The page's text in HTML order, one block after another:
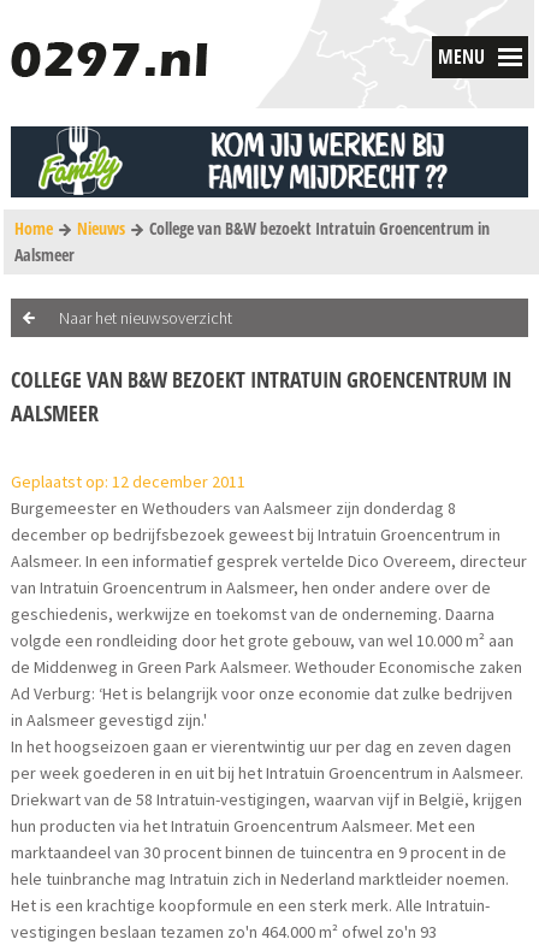
MENU
Home Nieuws
College van B&W bezoekt Intratuin Groencentrum in
Aalsmeer
Naar het nieuwsoverzicht
COLLEGE VAN B&W BEZOEKT INTRATUIN GROENCENTRUM IN
AALSMEER
Geplaatst op: 12 december 2011
Burgemeester en Wethouders van Aalsmeer zijn donderdag 8
december op bedrijfsbezoek geweest bij Intratuin Groencentrum in
Aalsmeer. In een informatief gesprek vertelde Dico Overeem, directeur
van Intratuin Groencentrum in Aalsmeer, hen onder andere over de
geschiedenis, werkwijze en toekomst van de onderneming. Daarna
volgde een rondleiding door het grote gebouw, van wel 10.000 m² aan
de Middenweg in Green Park Aalsmeer. Wethouder Economische zaken
Ad Verburg: ‘Het is belangrijk voor onze economie dat zulke bedrijven
in Aalsmeer gevestigd zijn.'
In het hoogseizoen gaan er vierentwintig uur per dag en zeven dagen
per week goederen in en uit bij het Intratuin Groencentrum in Aalsmeer.
Driekwart van de 58 Intratuin-vestigingen, waarvan vijf in België, krijgen
hun producten via het Intratuin Groencentrum Aalsmeer. Met een
marktaandeel van 30 procent binnen de tuincentra en 9 procent in de
hele tuinbranche mag Intratuin zich in Nederland marktleider noemen.
Het is een krachtige koopformule en een sterk merk. Alle Intratuin-
vestigingen beslaan tezamen zo'n 464.000 m² ofwel zo'n 93